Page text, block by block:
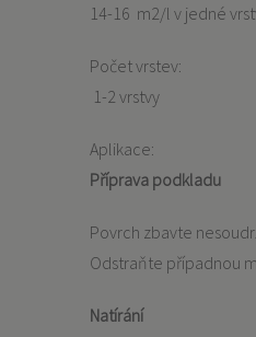
14-16 m2/l v jedné
Počet vrstev:
1-2 vrstvy
Aplikace:
Příprava podkladu
Povrch zbavte
Odstraňte případnou
Natírání